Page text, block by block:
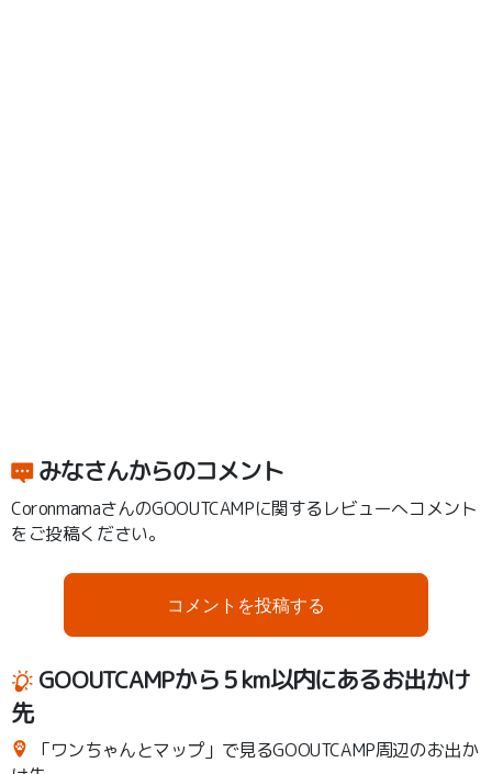
みなさんからのコメント
CoronmamaさんのGOOUTCAMPに関するレビューへコメント
をご投稿ください。
コメントを投稿する
GOOUTCAMPから５km以内にあるお出かけ
先
「ワンちゃんとマップ」で見るGOOUTCAMP周辺のお出か